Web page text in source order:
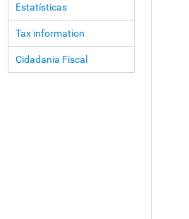
Estatísticas
Tax information
Cidadania Fiscal